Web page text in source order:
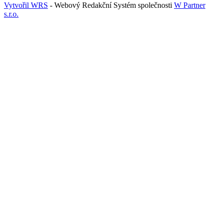
Vytvořil WRS - Webový Redakční Systém společnosti W Partner
s.r.o.